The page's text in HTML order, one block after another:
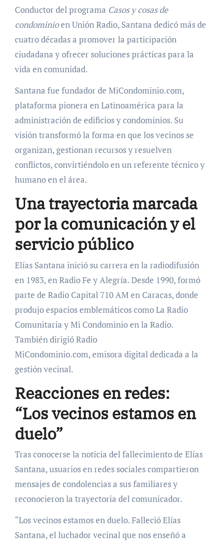
Conductor del programa Casos y cosas de
condominioen Unión Radio, Santana dedicó más de
cuatro décadas a promover la participación
ciudadana y ofrecer soluciones prácticas para la
vida en comunidad.
Santana fue fundador de MiCondominio.com,
plataforma pionera en Latinoamérica para la
administración de edificios y condominios. Su
visión transformó la forma en que los vecinos se
organizan, gestionan recursos y resuelven
conflictos, convirtiéndolo en un referente técnico y
humano en el área.
Una trayectoria marcada
por la comunicación y el
servicio público
Elías Santana inició su carrera en la radiodifusión
en 1983, en Radio Fe y Alegría. Desde 1990, formó
parte de Radio Capital 710 AM en Caracas, donde
produjo espacios emblemáticos como La Radio
Comunitaria y Mi Condominio en la Radio.
También dirigió Radio
MiCondominio.com, emisora digital dedicada a la
gestión vecinal.
Reacciones en redes:
“Los vecinos estamos en
duelo”
Tras conocerse la noticia del fallecimiento de Elías
Santana, usuarios en redes sociales compartieron
mensajes de condolencias a sus familiares y
reconocieron la trayectoria del comunicador.
“Los vecinos estamos en duelo. Falleció Elías
Santana, el luchador vecinal que nos enseñó a